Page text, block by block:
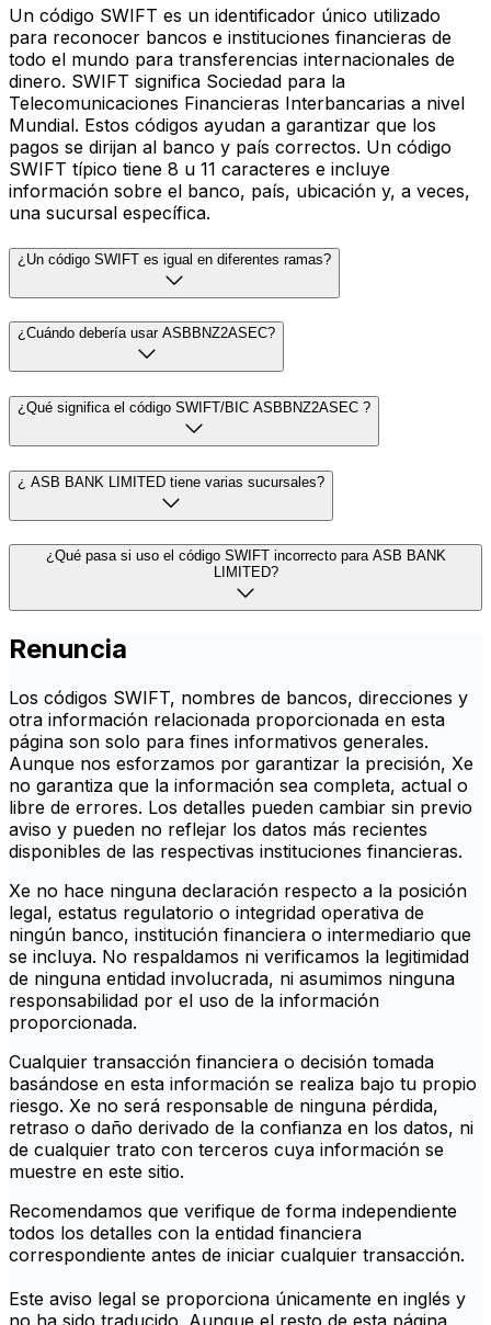
Un código SWIFT es un identificador único utilizado
para reconocer bancos e instituciones financieras de
todo el mundo para transferencias internacionales de
dinero. SWIFT significa Sociedad para la
Telecomunicaciones Financieras Interbancarias a nivel
Mundial. Estos códigos ayudan a garantizar que los
pagos se dirijan al banco y país correctos. Un código
SWIFT típico tiene 8 u 11 caracteres e incluye
información sobre el banco, país, ubicación y, a veces,
una sucursal específica.
¿Un código SWIFT es igual en diferentes ramas?
¿Cuándo debería usar ASBBNZ2ASEC?
¿Qué significa el código SWIFT/BIC ASBBNZ2ASEC ?
¿ ASB BANK LIMITED tiene varias sucursales?
¿Qué pasa si uso el código SWIFT incorrecto para ASB BANK
LIMITED?
Renuncia
Los códigos SWIFT, nombres de bancos, direcciones y
otra información relacionada proporcionada en esta
página son solo para fines informativos generales.
Aunque nos esforzamos por garantizar la precisión, Xe
no garantiza que la información sea completa, actual o
libre de errores. Los detalles pueden cambiar sin previo
aviso y pueden no reflejar los datos más recientes
disponibles de las respectivas instituciones financieras.
Xe no hace ninguna declaración respecto a la posición
legal, estatus regulatorio o integridad operativa de
ningún banco, institución financiera o intermediario que
se incluya. No respaldamos ni verificamos la legitimidad
de ninguna entidad involucrada, ni asumimos ninguna
responsabilidad por el uso de la información
proporcionada.
Cualquier transacción financiera o decisión tomada
basándose en esta información se realiza bajo tu propio
riesgo. Xe no será responsable de ninguna pérdida,
retraso o daño derivado de la confianza en los datos, ni
de cualquier trato con terceros cuya información se
muestre en este sitio.
Recomendamos que verifique de forma independiente
todos los detalles con la entidad financiera
correspondiente antes de iniciar cualquier transacción.
Este aviso legal se proporciona únicamente en inglés y